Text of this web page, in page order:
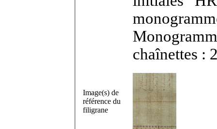
chaînettes :
Image(s) de
référence du
filigrane